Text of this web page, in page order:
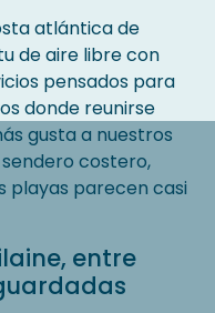
atlántica de
de aire libre con
pensados para
donde reunirse
gusta a nuestros
costero,
playas parecen casi
entre